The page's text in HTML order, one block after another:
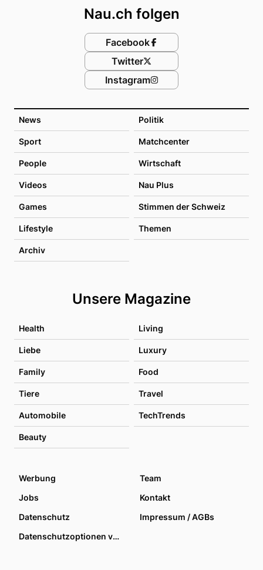
News Politik
Sport Matchcenter
People Wirtschaft
Videos Nau Plus
Games Stimmen der Schweiz
Lifestyle Themen
Archiv
Unsere Magazine
Health Living
Liebe Luxury
Family Food
Tiere Travel
Automobile TechTrends
Beauty
Nau.ch folgen
Facebook
Twitter
Instagram
Werbung
Team
Jobs
Kontakt
Datenschutz
Impressum / AGBs
Datenschutzoptionen verwalten